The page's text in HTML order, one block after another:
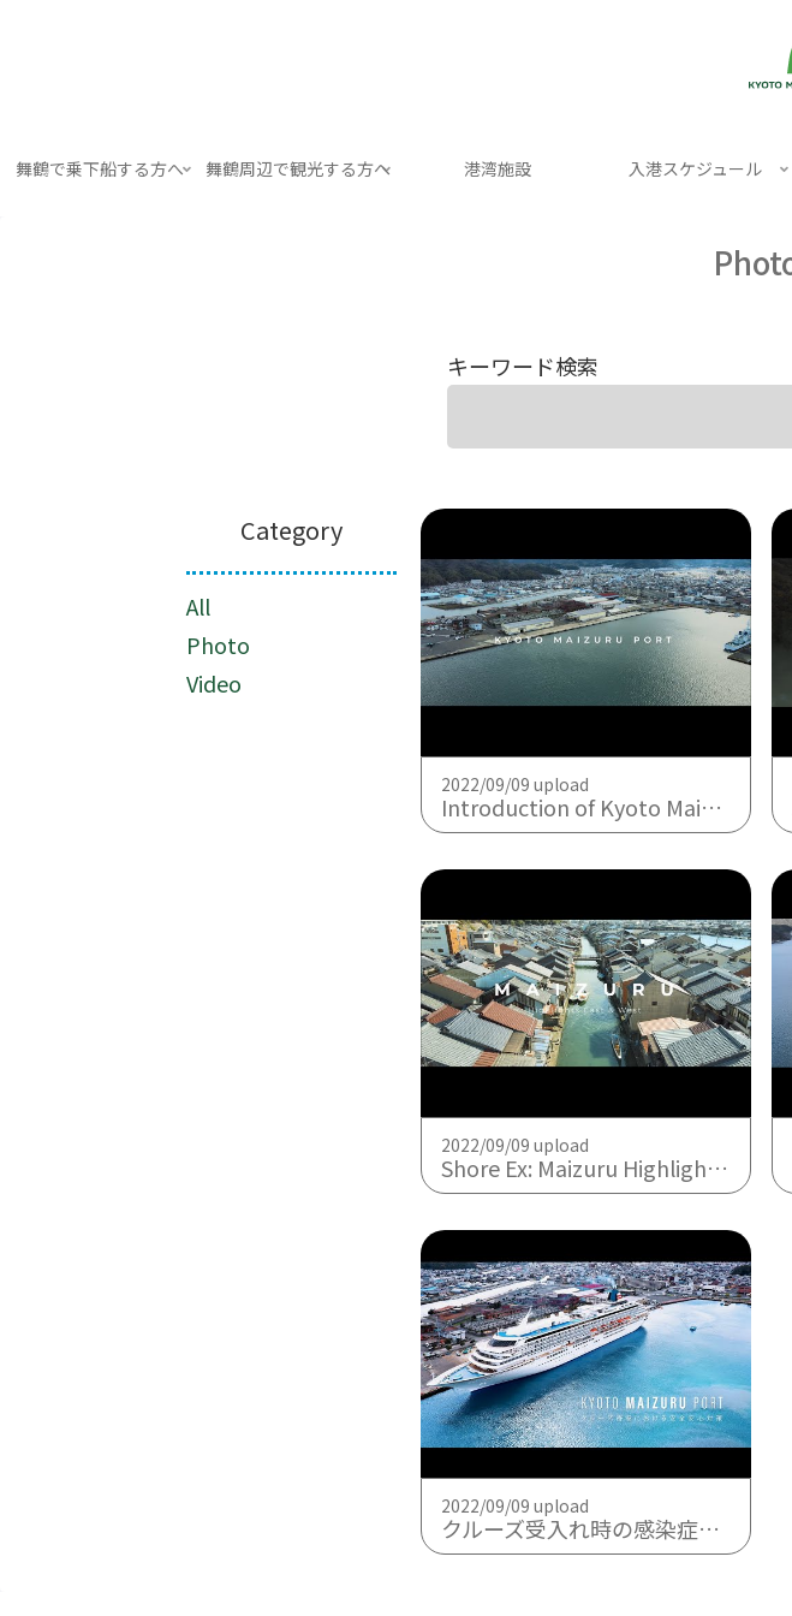
舞鶴で乗下船する方へ 舞鶴周辺で観光する方へ 港湾施設 入港スケジュール
クルーズ船寄港
キーワード検索
Category
All
Photo
Video
2022/09/09 upload
Introduction of Kyoto Maizuru Port - terminal and shore excursion model courses-
2022/09/09 upload
Shore Ex: Maizuru Highlights East & West
2022/09/09 upload
クルーズ受入れ時の感染症対策（2022.3）